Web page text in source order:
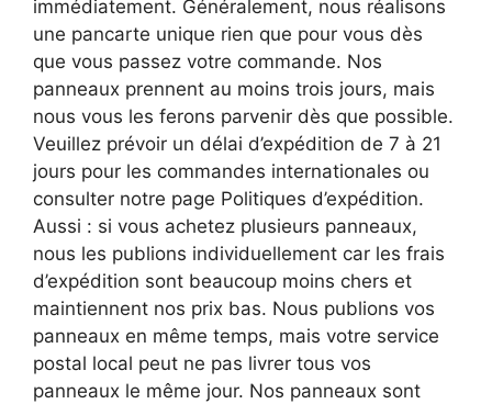
immédiatement. Généralement, nous réalisons
une pancarte unique rien que pour vous dès
que vous passez votre commande. Nos
panneaux prennent au moins trois jours, mais
nous vous les ferons parvenir dès que possible.
Veuillez prévoir un délai d’expédition de 7 à 21
jours pour les commandes internationales ou
consulter notre page Politiques d’expédition.
Aussi : si vous achetez plusieurs panneaux,
nous les publions individuellement car les frais
d’expédition sont beaucoup moins chers et
maintiennent nos prix bas. Nous publions vos
panneaux en même temps, mais votre service
postal local peut ne pas livrer tous vos
panneaux le même jour. Nos panneaux sont